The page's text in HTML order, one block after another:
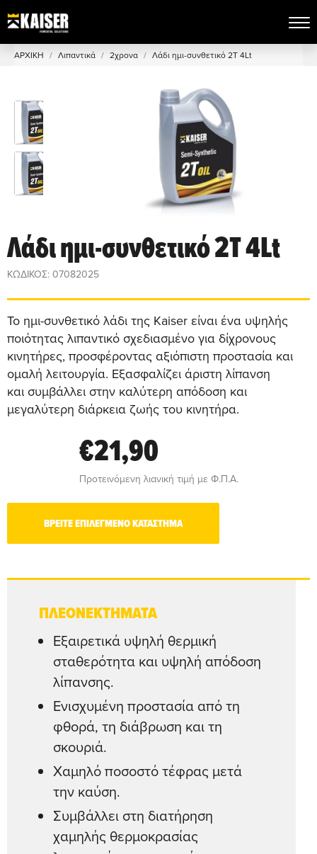
ΑΡΧΙΚΗ Λιπαντικά 2χρονα Λάδι ημι-συνθετικό 2T 4Lt
Λάδι ημι-συνθετικό 2T 4Lt
ΚΩΔΙΚΟΣ: 07082025
Το ημι-συνθετικό λάδι της Kaiser είναι ένα υψηλής
ποιότητας λιπαντικό σχεδιασμένο για δίχρονους
κινητήρες, προσφέροντας αξιόπιστη προστασία και
ομαλή λειτουργία. Εξασφαλίζει άριστη λίπανση
και συμβάλλει στην καλύτερη απόδοση και
μεγαλύτερη διάρκεια ζωής του κινητήρα.
€21,90
Προτεινόμενη λιανική τιμή με Φ.Π.Α.
ΒΡΕΙΤΕ ΕΠΙΛΕΓΜΕΝΟ ΚΑΤΑΣΤΗΜΑ
ΠΛΕΟΝΕΚΤΗΜΑΤΑ
Εξαιρετικά υψηλή θερμική
σταθερότητα και υψηλή απόδοση
λίπανσης.
Ενισχυμένη προστασία από τη
φθορά, τη διάβρωση και τη
σκουριά.
Χαμηλό ποσοστό τέφρας μετά
την καύση.
Συμβάλλει στη διατήρηση
χαμηλής θερμοκρασίας